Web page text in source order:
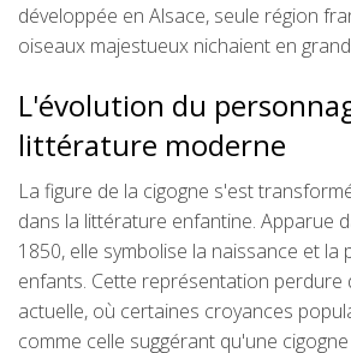
développée en Alsace, seule région
oiseaux majestueux nichaient en
L'évolution du
littérature moderne
La figure de la cigogne s'est
dans la littérature enfantine. Apparue
1850, elle symbolise la naissance et la
enfants. Cette représentation perdure
actuelle, où certaines croyances
comme celle suggérant qu'une